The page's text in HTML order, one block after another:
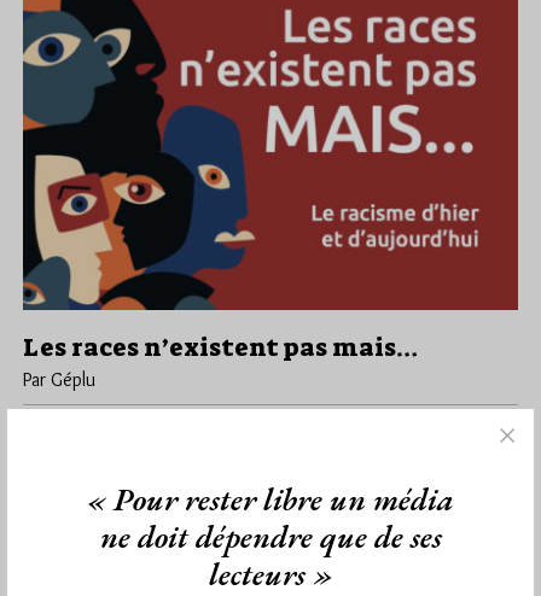
Les races n’existent pas mais…
Par Géplu
d’aujourd’hui L’humanisme doit veiller à ce que les évolutions
sociale, scientifique,…
« Pour rester libre un média
ne doit dépendre que de ses
lecteurs »